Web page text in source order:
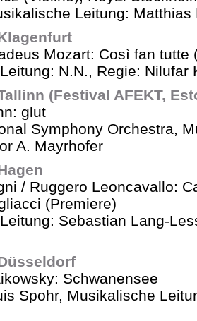
Leitung: Matthias
Mozart: Così fan tutte
N.N., Regie: Nilufar
(Festival AFEKT,
glut
Symphony Orchestra,
A. Mayrhofer
/ Ruggero Leoncavallo:
(Premiere)
Sebastian Lang-
Schwanensee
Spohr, Musikalische